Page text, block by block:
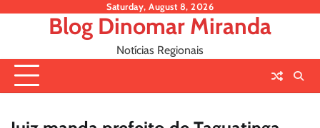
Saturday, August 8, 2026
Blog Dinomar Miranda
Notícias Regionais